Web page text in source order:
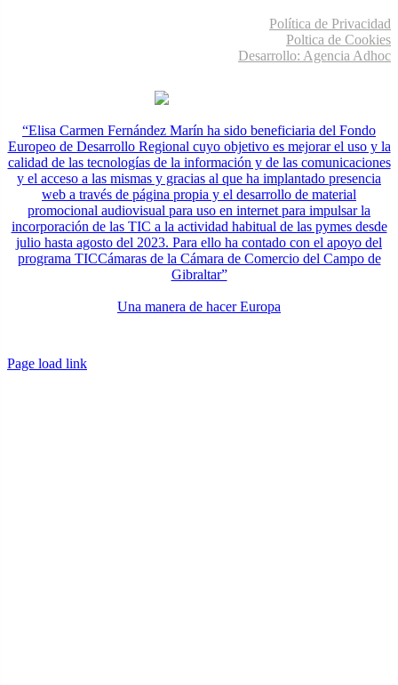
Política de Privacidad
Poltica de Cookies
Desarrollo: Agencia Adhoc
“Elisa Carmen Fernández Marín ha sido beneficiaria del Fondo
Europeo de Desarrollo Regional cuyo objetivo es mejorar el uso y la
calidad de las tecnologías de la información y de las comunicaciones
y el acceso a las mismas y gracias al que ha implantado presencia
web a través de página propia y el desarrollo de material
promocional audiovisual para uso en internet para impulsar la
incorporación de las TIC a la actividad habitual de las pymes desde
julio hasta agosto del 2023. Para ello ha contado con el apoyo del
programa TICCámaras de la Cámara de Comercio del Campo de
Gibraltar”
Una manera de hacer Europa
Page load link